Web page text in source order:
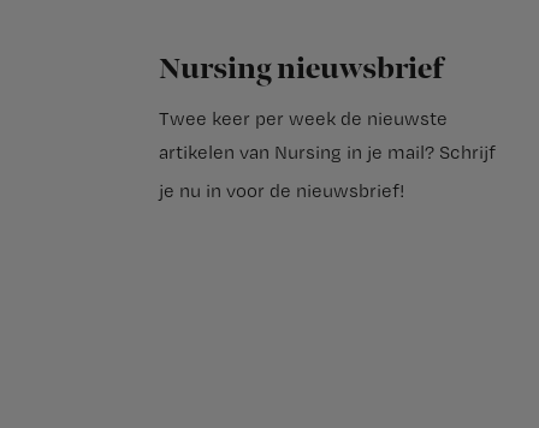
Nursing nieuwsbrief
Twee keer per week de nieuwste
artikelen van Nursing in je mail? Schrijf
je nu in voor de nieuwsbrief!